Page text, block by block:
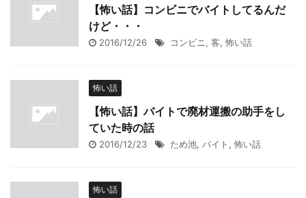
【怖い話】コンビニでバイトしてるんだ
けど・・・
2016/12/26 コンビニ , 客, 怖い話
怖い話
【怖い話】バイトで廃材運搬の助手をし
ていた時の話
2016/12/23 ため池, バイト , 怖い話
怖い話